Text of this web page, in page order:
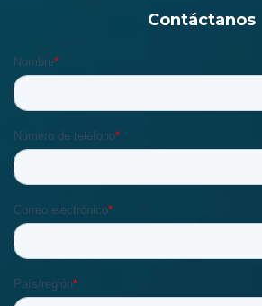
Contáctanos